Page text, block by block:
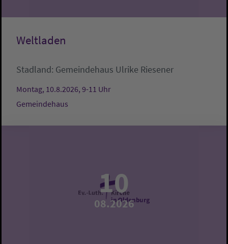
Weltladen
Stadland: Gemeindehaus Ulrike Riesener
Montag, 10.8.2026, 9-11 Uhr
Gemeindehaus
10
08.2026